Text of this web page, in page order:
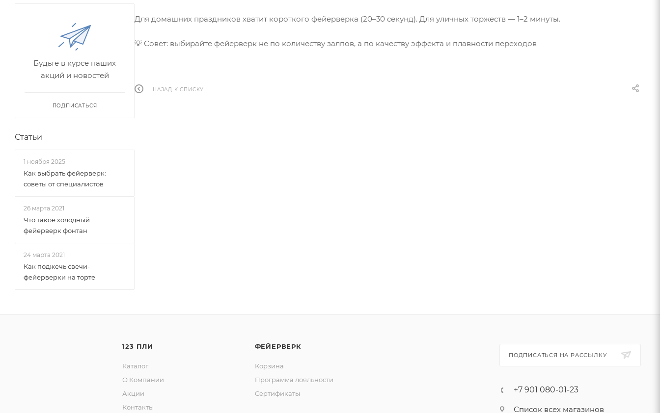
Для домашних праздников хватит короткого фейерверка (20–30 секунд). Для уличных торжеств — 1–2 минуты.
💡 Совет: выбирайте фейерверк не по количеству залпов, а по качеству эффекта и плавности переходов
НАЗАД К СПИСКУ
Будьте в курсе наших
акций и новостей
ПОДПИСАТЬСЯ
Статьи
1 ноября 2025
Как выбрать фейерверк:
советы от специалистов
26 марта 2021
Что такое холодный
фейерверк фонтан
24 марта 2021
Как поджечь свечи-
фейерверки на торте
123 ПЛИ
Каталог
О Компании
Акции
Контакты
ФЕЙЕРВЕРК
Корзина
Программа лояльности
Сертификаты
ПОДПИСАТЬСЯ НА РАССЫЛКУ
+7 901 080-01-23
Список всех магазинов